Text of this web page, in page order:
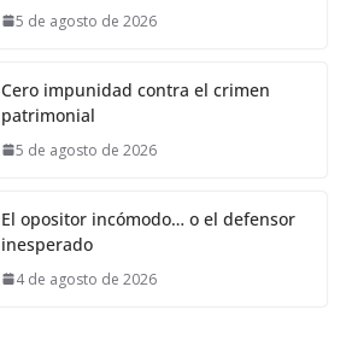
5 de agosto de 2026
Cero impunidad contra el crimen
patrimonial
5 de agosto de 2026
El opositor incómodo… o el defensor
inesperado
4 de agosto de 2026